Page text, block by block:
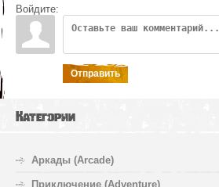
Войдите:
Отправить
Категории
Аркады (Arcade)
Приключение (Adventure)